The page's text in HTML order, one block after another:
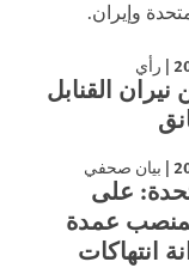
وإيران.
| رأي
نيران القنابل
| بيان صحفي
على
عمدة
انتهاكات